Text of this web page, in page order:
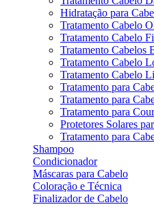
Hidratação para
Tratamento Cabelo
Tratamento Cabelo
Tratamento Cabelos
Tratamento Cabelo
Tratamento Cabelo
Tratamento para
Tratamento para
Tratamento para
Protetores Solares
Tratamento para
Shampoo
Condicionador
Máscaras para Cabelo
Coloração e Técnica
Finalizador de Cabelo